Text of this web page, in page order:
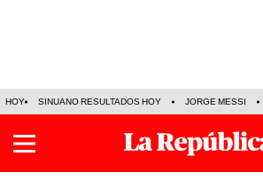
HOY SINUANO RESULTADOS HOY JORGE MESSI